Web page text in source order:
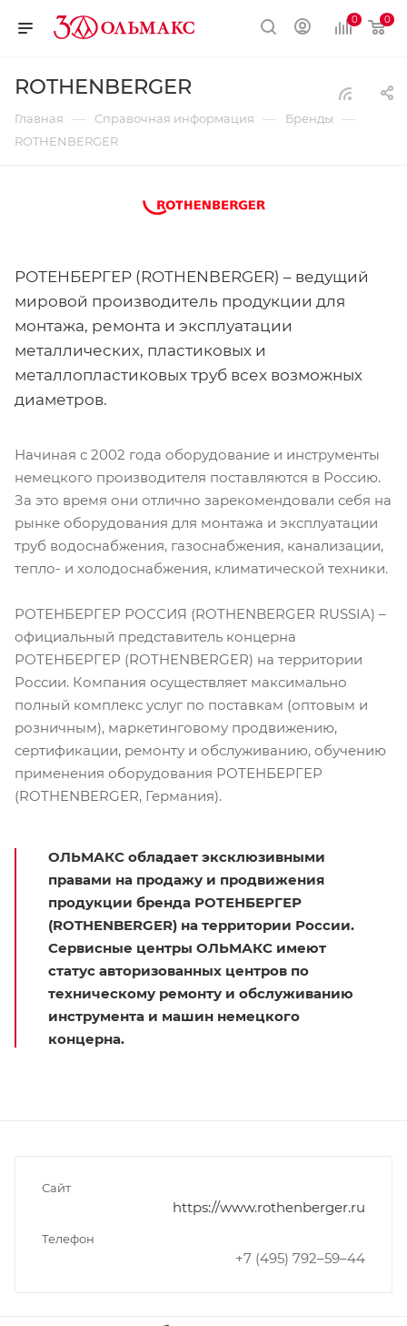
0 0
ROTHENBERGER
Главная — Справочная информация — Бренды —
ROTHENBERGER
РОТЕНБЕРГЕР (ROTHENBERGER) – ведущий
мировой производитель продукции для
монтажа, ремонта и эксплуатации
металлических, пластиковых и
металлопластиковых труб всех возможных
диаметров.
Начиная с 2002 года оборудование и инструменты
немецкого производителя поставляются в Россию.
За это время они отлично зарекомендовали себя на
рынке оборудования для монтажа и эксплуатации
труб водоснабжения, газоснабжения, канализации,
тепло- и холодоснабжения, климатической техники.
РОТЕНБЕРГЕР РОССИЯ (ROTHENBERGER RUSSIA) –
официальный представитель концерна
РОТЕНБЕРГЕР (ROTHENBERGER) на территории
России. Компания осуществляет максимально
полный комплекс услуг по поставкам (оптовым и
розничным), маркетинговому продвижению,
сертификации, ремонту и обслуживанию, обучению
применения оборудования РОТЕНБЕРГЕР
(ROTHENBERGER, Германия).
ОЛЬМАКС обладает эксклюзивными
правами на продажу и продвижения
продукции бренда РОТЕНБЕРГЕР
(ROTHENBERGER) на территории России.
Сервисные центры ОЛЬМАКС имеют
статус авторизованных центров по
техническому ремонту и обслуживанию
инструмента и машин немецкого
концерна.
Сайт
https://www.rothenberger.ru
Телефон
+7 (495) 792–59–44